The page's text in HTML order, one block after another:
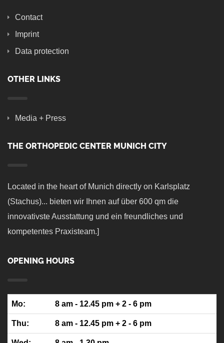
Contact
Imprint
Data protection
OTHER LINKS
Media + Press
THE ORTHOPEDIC CENTER MUNICH CITY
Located in the heart of Munich directly on Karlsplatz
(Stachus)... bieten wir Ihnen auf über 600 qm die
innovativste Ausstattung und ein freundliches und
kompetentes Praxisteam.]
OPENING HOURS
Mo: 8 am - 12.45 pm + 2 - 6 pm
Thu: 8 am - 12.45 pm + 2 - 6 pm